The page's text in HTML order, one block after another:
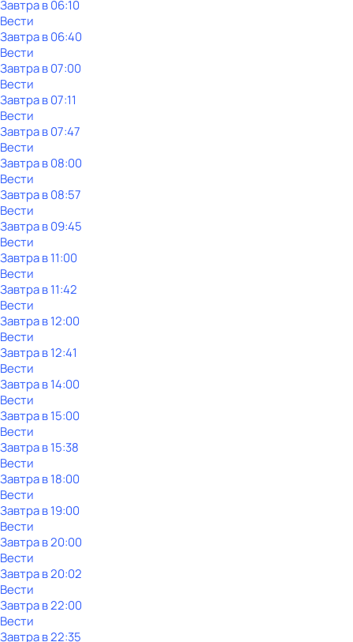
Завтра в 06:10
Вести
Завтра в 06:40
Вести
Завтра в 07:00
Вести
Завтра в 07:11
Вести
Завтра в 07:47
Вести
Завтра в 08:00
Вести
Завтра в 08:57
Вести
Завтра в 09:45
Вести
Завтра в 11:00
Вести
Завтра в 11:42
Вести
Завтра в 12:00
Вести
Завтра в 12:41
Вести
Завтра в 14:00
Вести
Завтра в 15:00
Вести
Завтра в 15:38
Вести
Завтра в 18:00
Вести
Завтра в 19:00
Вести
Завтра в 20:00
Вести
Завтра в 20:02
Вести
Завтра в 22:00
Вести
Завтра в 22:35